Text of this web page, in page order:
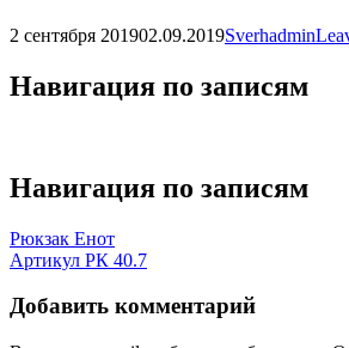
2 сентября 201902.09.2019Sverhadmin
Навигация по записям
Навигация по записям
Рюкзак Енот
Артикул РК 40.7
Добавить комментарий